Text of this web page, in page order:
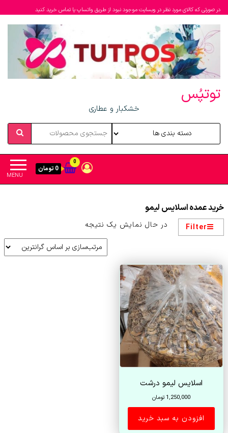
در صورتی که کالای مورد نظر در وبسایت موجود نبود از طریق واتساپ یا تماس خرید کنید
توتپُس
خشکبار و عطاری
MENU
0
0 تومان
خرید عمده اسلایس لیمو
Filter در حال نمایش یک نتیجه
اسلایس لیمو درشت
1,250,000 تومان
افزودن به سبد خرید